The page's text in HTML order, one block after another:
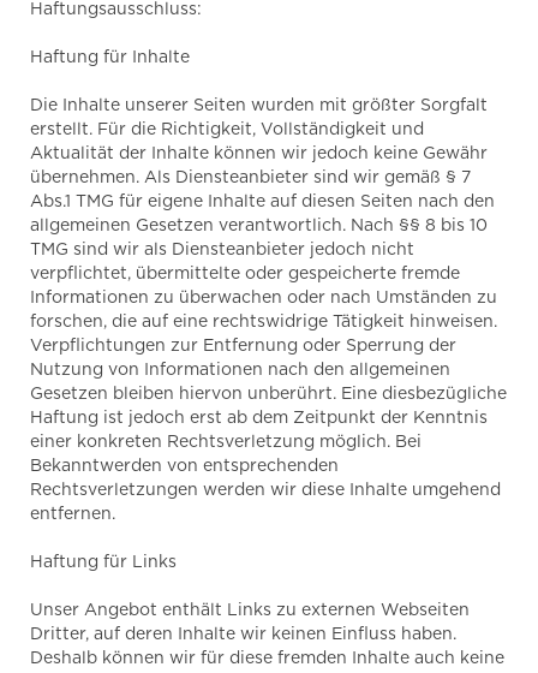
Haftungsausschluss:
Haftung für Inhalte
Die Inhalte unserer Seiten wurden mit größter Sorgfalt
erstellt. Für die Richtigkeit, Vollständigkeit und
Aktualität der Inhalte können wir jedoch keine Gewähr
übernehmen. Als Diensteanbieter sind wir gemäß § 7
Abs.1 TMG für eigene Inhalte auf diesen Seiten nach den
allgemeinen Gesetzen verantwortlich. Nach §§ 8 bis 10
TMG sind wir als Diensteanbieter jedoch nicht
verpflichtet, übermittelte oder gespeicherte fremde
Informationen zu überwachen oder nach Umständen zu
forschen, die auf eine rechtswidrige Tätigkeit hinweisen.
Verpflichtungen zur Entfernung oder Sperrung der
Nutzung von Informationen nach den allgemeinen
Gesetzen bleiben hiervon unberührt. Eine diesbezügliche
Haftung ist jedoch erst ab dem Zeitpunkt der Kenntnis
einer konkreten Rechtsverletzung möglich. Bei
Bekanntwerden von entsprechenden
Rechtsverletzungen werden wir diese Inhalte umgehend
entfernen.
Haftung für Links
Unser Angebot enthält Links zu externen Webseiten
Dritter, auf deren Inhalte wir keinen Einfluss haben.
Deshalb können wir für diese fremden Inhalte auch keine